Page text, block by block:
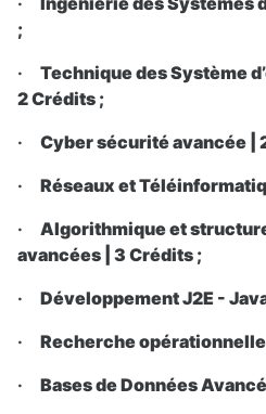
;
· Technique des Système
2 Crédits ;
· Cyber sécurité avancée |
· Réseaux et
· Algorithmique et
avancées | 3 Crédits ;
· Développement J2E -
· Recherche
· Bases de Données